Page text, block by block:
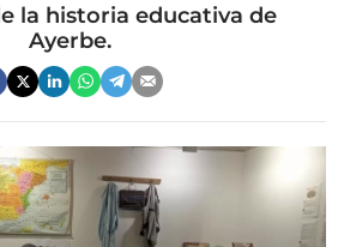
la historia educativa de
Ayerbe.